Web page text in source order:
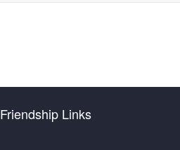
Friendship Links